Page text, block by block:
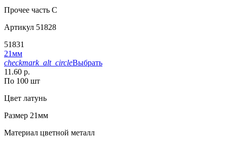
Прочее часть С
Артикул 51828
51831
21мм
checkmark_alt_circleВыбрать
11.60 р.
По 100 шт
Цвет латунь
Размер 21мм
Материал цветной металл